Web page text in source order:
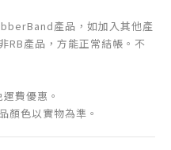
產品，如加入其他產
RB產品，方能正常結帳。不
費優惠。
顏色以實物為準。